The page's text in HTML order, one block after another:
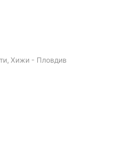
Хижи - Пловдив